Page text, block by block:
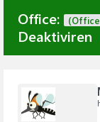
Office:
Deaktiviren